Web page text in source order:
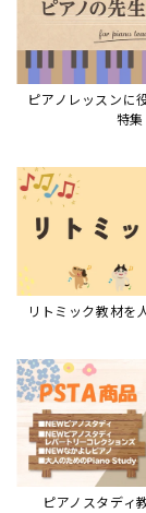
ピアノレッスンに
特集
リトミック教材を
ピアノスタディ